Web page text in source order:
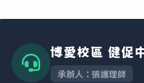
博愛校區 健促
承辦人：張護理師